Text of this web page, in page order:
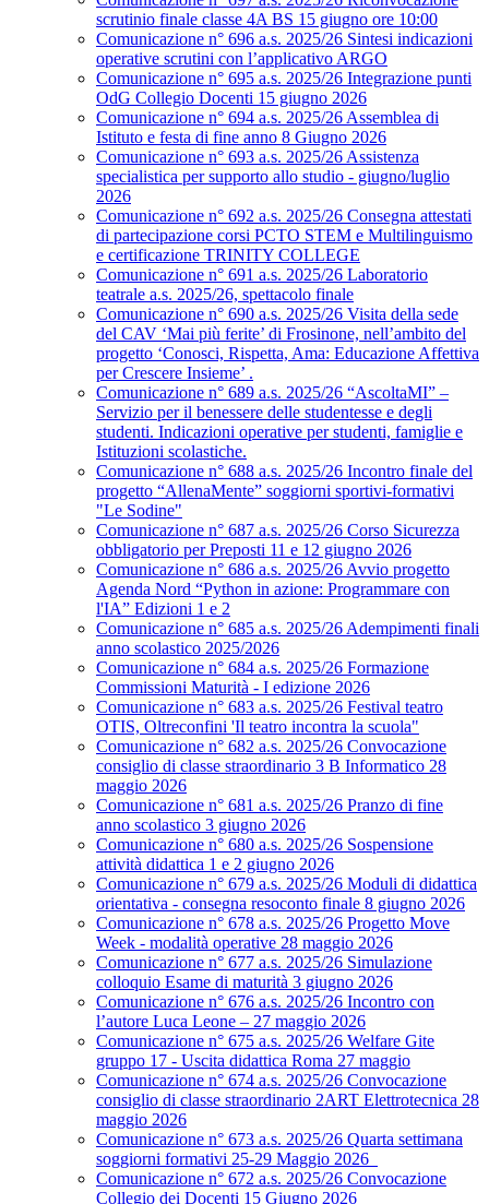
scrutinio finale classe 4A BS 15 giugno ore 10:00
Comunicazione n° 696 a.s. 2025/26 Sintesi indicazioni
operative scrutini con l’applicativo ARGO
Comunicazione n° 695 a.s. 2025/26 Integrazione punti
OdG Collegio Docenti 15 giugno 2026
Comunicazione n° 694 a.s. 2025/26 Assemblea di
Istituto e festa di fine anno 8 Giugno 2026
Comunicazione n° 693 a.s. 2025/26 Assistenza
specialistica per supporto allo studio - giugno/luglio
2026
Comunicazione n° 692 a.s. 2025/26 Consegna attestati
di partecipazione corsi PCTO STEM e Multilinguismo
e certificazione TRINITY COLLEGE
Comunicazione n° 691 a.s. 2025/26 Laboratorio
teatrale a.s. 2025/26, spettacolo finale
Comunicazione n° 690 a.s. 2025/26 Visita della sede
del CAV ‘Mai più ferite’ di Frosinone, nell’ambito del
progetto ‘Conosci, Rispetta, Ama: Educazione Affettiva
per Crescere Insieme’ .
Comunicazione n° 689 a.s. 2025/26 “AscoltaMI” –
Servizio per il benessere delle studentesse e degli
studenti. Indicazioni operative per studenti, famiglie e
Istituzioni scolastiche.
Comunicazione n° 688 a.s. 2025/26 Incontro finale del
progetto “AllenaMente” soggiorni sportivi‑formativi
"Le Sodine"
Comunicazione n° 687 a.s. 2025/26 Corso Sicurezza
obbligatorio per Preposti 11 e 12 giugno 2026
Comunicazione n° 686 a.s. 2025/26 Avvio progetto
Agenda Nord “Python in azione: Programmare con
l'IA” Edizioni 1 e 2
Comunicazione n° 685 a.s. 2025/26 Adempimenti finali
anno scolastico 2025/2026
Comunicazione n° 684 a.s. 2025/26 Formazione
Commissioni Maturità - I edizione 2026
Comunicazione n° 683 a.s. 2025/26 Festival teatro
OTIS, Oltreconfini 'Il teatro incontra la scuola"
Comunicazione n° 682 a.s. 2025/26 Convocazione
consiglio di classe straordinario 3 B Informatico 28
maggio 2026
Comunicazione n° 681 a.s. 2025/26 Pranzo di fine
anno scolastico 3 giugno 2026
Comunicazione n° 680 a.s. 2025/26 Sospensione
attività didattica 1 e 2 giugno 2026
Comunicazione n° 679 a.s. 2025/26 Moduli di didattica
orientativa - consegna resoconto finale 8 giugno 2026
Comunicazione n° 678 a.s. 2025/26 Progetto Move
Week - modalità operative 28 maggio 2026
Comunicazione n° 677 a.s. 2025/26 Simulazione
colloquio Esame di maturità 3 giugno 2026
Comunicazione n° 676 a.s. 2025/26 Incontro con
l’autore Luca Leone – 27 maggio 2026
Comunicazione n° 675 a.s. 2025/26 Welfare Gite
gruppo 17 - Uscita didattica Roma 27 maggio
Comunicazione n° 674 a.s. 2025/26 Convocazione
consiglio di classe straordinario 2ART Elettrotecnica 28
maggio 2026
Comunicazione n° 673 a.s. 2025/26 Quarta settimana
soggiorni formativi 25-29 Maggio 2026
Comunicazione n° 672 a.s. 2025/26 Convocazione
Collegio dei Docenti 15 Giugno 2026